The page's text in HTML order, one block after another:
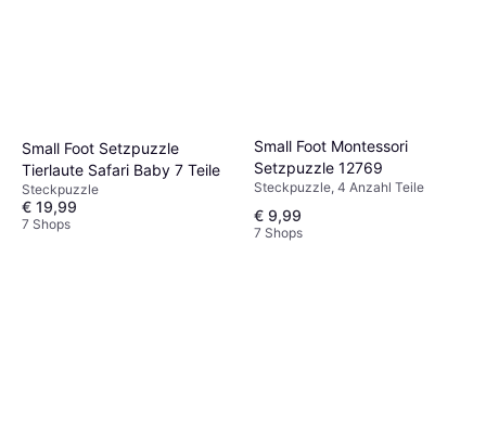
Small Foot Setzpuzzle
Tierlaute Safari Baby 7 Teile
Steckpuzzle
€ 19,99
7 Shops
Small Foot Montessori
Setzpuzzle 12769
Steckpuzzle, 4 Anzahl Teile
€ 9,99
7 Shops